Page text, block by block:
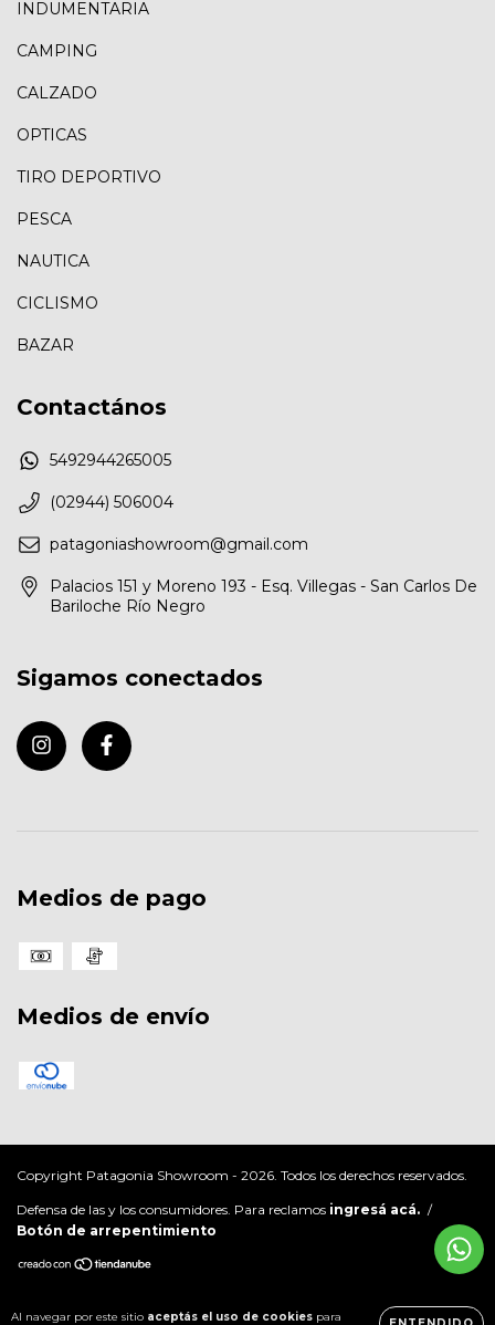
Al navegar por este sitio aceptás el uso de cookies para
INDUMENTARIA
CAMPING
CALZADO
OPTICAS
TIRO DEPORTIVO
PESCA
NAUTICA
CICLISMO
BAZAR
Contactános
5492944265005
(02944) 506004
patagoniashowroom@gmail.com
Palacios 151 y Moreno 193 - Esq. Villegas - San Carlos De
Bariloche Río Negro
Sigamos conectados
Medios de pago
Medios de envío
Copyright Patagonia Showroom - 2026. Todos los derechos reservados.
Defensa de las y los consumidores. Para reclamos ingresá acá. /
Botón de arrepentimiento